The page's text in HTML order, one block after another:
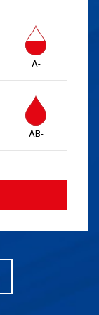
A-
AB-